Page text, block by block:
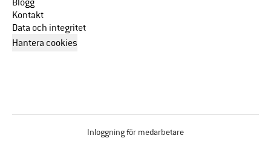
Kontakt
Data och integritet
Hantera cookies
Inloggning för medarbetare